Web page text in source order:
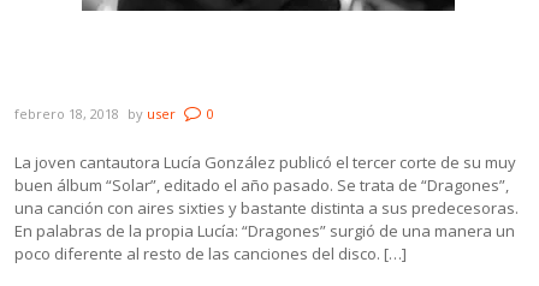
febrero 18, 2018 by user 0
La joven cantautora Lucía González publicó el tercer corte de su muy
buen álbum “Solar”, editado el año pasado. Se trata de “Dragones”,
una canción con aires sixties y bastante distinta a sus predecesoras.
En palabras de la propia Lucía: “Dragones” surgió de una manera un
poco diferente al resto de las canciones del disco. […]